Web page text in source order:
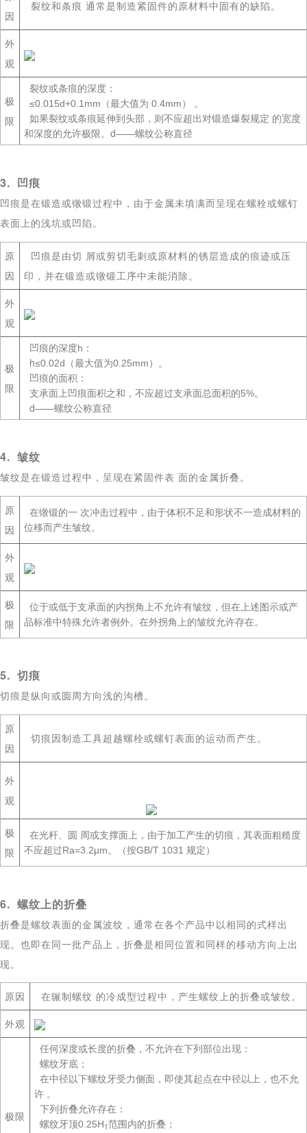
因
裂纹和条痕 通常是制造紧固件的原材料中固有的缺陷。
外
观
极
限
裂纹或条痕的深度：
≤0.015d+0.1mm（最大值为 0.4mm） 。
如果裂纹或条痕延伸到头部，则不应超出对锻造爆裂规定 的宽度
和深度的允许极限。 d——螺纹公称直径
3. 凹痕
凹痕是在锻造或镦锻过程中，由于金属未填满而呈现在螺栓或螺钉
表面上的浅坑或凹陷。
原
因
凹痕是由切 屑或剪切毛刺或原材料的锈层造成的痕迹或压
印，并在锻造或镦锻工序中未能消除。
外
观
极
限
凹痕的深度h：
h≤0.02d（最大值为0.25mm）。
凹痕的面积：
支承面上凹痕面积之和，不应超过支承面总面积的5%。
d——螺纹公称直径
4. 皱纹
皱纹是在锻造过程中，呈现在紧固件表 面的金属折叠。
原
因
在镦锻的一 次冲击过程中，由于体积不足和形状不一造成材料的
位移而产生皱纹。
外
观
极
限
位于或低于支承面的内拐角上不允许有皱纹，但在上述图示或产
品标准中特殊允许者例外。在外拐角上的皱纹允许存在。
5. 切痕
切痕是纵向或圆周方向浅的沟槽。
原
因
切痕因制造工具超越螺栓或螺钉表面的运动而产生。
外
观
极
限
在光杆、圆 周或支撑面上，由于加工产生的切痕，其表面粗糙度
不应超过Ra=3.2μm。（按GB/T 1031 规定）
6. 螺纹上的折叠
折叠是螺纹表面的金属波纹，通常在各个产品中以相同的式样出
现。也即在同一批产品上，折叠是相同位置和同样的移动方向上出
现。
原因 在辗制螺纹 的冷成型过程中，产生螺纹上的折叠或皱纹。
外观
极限
任何深度或长度的折叠，不允许在下列部位出现：
螺纹牙底；
在中径以下螺纹牙受力侧面，即使其起点在中径以上，也不允
许 。
下列折叠允许存在：
螺纹牙顶0.25H1范围内的折叠；